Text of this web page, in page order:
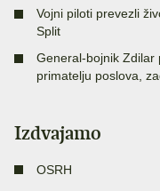
Vojni piloti prevezli
Split
General-bojnik Zdilar
primatelju poslova,
Izdvajamo
OSRH